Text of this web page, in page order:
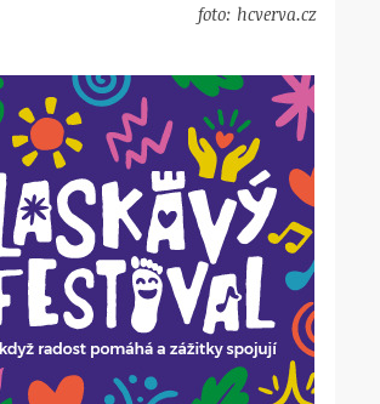
foto: hcverva.cz